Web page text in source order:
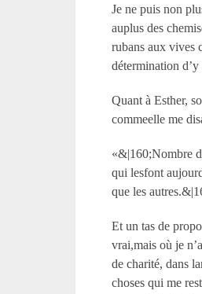
Je ne puis non
auplus des
rubans aux vives
détermination
Quant à Esther,
commeelle me
«&|160;Nombre
qui lesfont
que les
Et un tas de
vrai,mais où je
de charité, dans
choses qui me